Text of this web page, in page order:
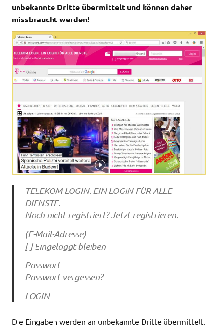
unbekannte Dritte übermittelt und können daher
missbraucht werden!
TELEKOM LOGIN. EIN LOGIN FÜR ALLE
DIENSTE.
Noch nicht registriert? Jetzt registrieren.
(E-Mail-Adresse)
[ ] Eingeloggt bleiben
Passwort
Passwort vergessen?
LOGIN
Die Eingaben werden an unbekannte Dritte übermittelt.